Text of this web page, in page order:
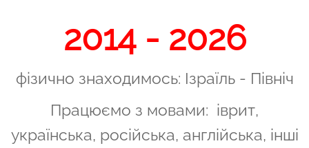
2014 - 2026
фізично знаходимось: Ізраїль - Північ
Працюємо з мовами: іврит,
українська, російська, англійська, інші